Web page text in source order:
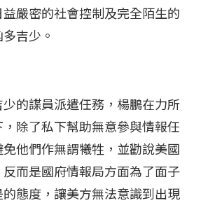
嚴密的社會控制及完全陌生的
吉少。
的諜員派遣任務，楊鵬在力所
除了私下幫助無意參與情報任
他們作無謂犧牲，並勸說美國
而是國府情報局方面為了面子
態度，讓美方無法意識到出現